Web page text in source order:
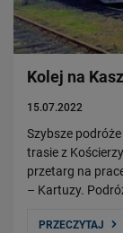
Kolej na
15.07.2022
Szybsze
trasie z
przetarg na
– Kartuzy.
PRZECZYTAJ